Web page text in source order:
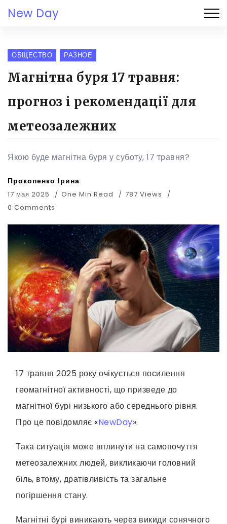
New Day
ОБЩЕСТВО РАЗНОЕ
Магнітна буря 17 травня:
прогноз і рекомендації для
метеозалежних
Якою буде магнітна буря у суботу, 17 травня?
Прокопенко Ірина
17 мая 2025 One Min Read
787 Views
0 Comments
17 травня 2025 року очікується посилення
геомагнітної активності, що призведе до
магнітної бурі низького або середнього рівня.
Про це повідомляє «NewDay».
Така ситуація може вплинути на самопочуття
метеозалежних людей, викликаючи головний
біль, втому, дратівливість та загальне
погіршення стану.
Магнітні бурі виникають через викиди сонячного